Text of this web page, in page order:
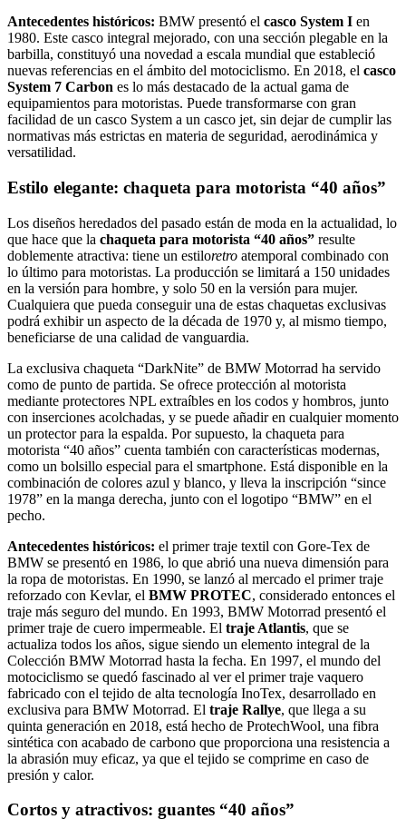
Antecedentes históricos: BMW presentó el casco System I en
1980. Este casco integral mejorado, con una sección plegable en la
barbilla, constituyó una novedad a escala mundial que estableció
nuevas referencias en el ámbito del motociclismo. En 2018, el casco
System 7 Carbon es lo más destacado de la actual gama de
equipamientos para motoristas. Puede transformarse con gran
facilidad de un casco System a un casco jet, sin dejar de cumplir las
normativas más estrictas en materia de seguridad, aerodinámica y
versatilidad.
Estilo elegante: chaqueta para motorista “40 años”
Los diseños heredados del pasado están de moda en la actualidad, lo
que hace que la chaqueta para motorista “40 años” resulte
doblemente atractiva: tiene un estiloretro atemporal combinado con
lo último para motoristas. La producción se limitará a 150 unidades
en la versión para hombre, y solo 50 en la versión para mujer.
Cualquiera que pueda conseguir una de estas chaquetas exclusivas
podrá exhibir un aspecto de la década de 1970 y, al mismo tiempo,
beneficiarse de una calidad de vanguardia.
La exclusiva chaqueta “DarkNite” de BMW Motorrad ha servido
como de punto de partida. Se ofrece protección al motorista
mediante protectores NPL extraíbles en los codos y hombros, junto
con inserciones acolchadas, y se puede añadir en cualquier momento
un protector para la espalda. Por supuesto, la chaqueta para
motorista “40 años” cuenta también con características modernas,
como un bolsillo especial para el smartphone. Está disponible en la
combinación de colores azul y blanco, y lleva la inscripción “since
1978” en la manga derecha, junto con el logotipo “BMW” en el
pecho.
Antecedentes históricos: el primer traje textil con Gore-Tex de
BMW se presentó en 1986, lo que abrió una nueva dimensión para
la ropa de motoristas. En 1990, se lanzó al mercado el primer traje
reforzado con Kevlar, el BMW PROTEC, considerado entonces el
traje más seguro del mundo. En 1993, BMW Motorrad presentó el
primer traje de cuero impermeable. El traje Atlantis, que se
actualiza todos los años, sigue siendo un elemento integral de la
Colección BMW Motorrad hasta la fecha. En 1997, el mundo del
motociclismo se quedó fascinado al ver el primer traje vaquero
fabricado con el tejido de alta tecnología InoTex, desarrollado en
exclusiva para BMW Motorrad. El traje Rallye, que llega a su
quinta generación en 2018, está hecho de ProtechWool, una fibra
sintética con acabado de carbono que proporciona una resistencia a
la abrasión muy eficaz, ya que el tejido se comprime en caso de
presión y calor.
Cortos y atractivos: guantes “40 años”